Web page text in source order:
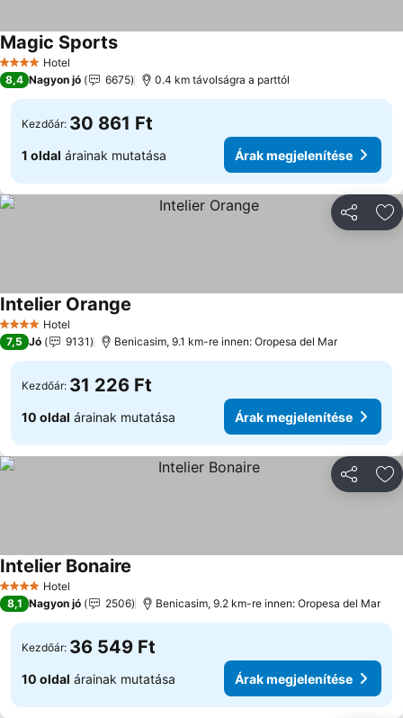
4 KategóriaHotel
Magic SportsÁrak megjelenítése
8,4 Nagyon jó 6675 0.4 km távolságra a parttól
Kezdőár: 30 861 Ft
1 oldal árainak mutatása Árak megjelenítése
4 KategóriaHotel
Intelier Orange
7,5 Jó 9131 Benicasim, 9.1 km-re innen: Oropesa del Mar
Kezdőár: 31 226 Ft
10 oldal árainak mutatása Árak megjelenítése
4 KategóriaHotel
Intelier Bonaire
8,1 Nagyon jó 2506 Benicasim, 9.2 km-re innen: Oropesa del Mar
Kezdőár: 36 549 Ft
10 oldal árainak mutatása Árak megjelenítése